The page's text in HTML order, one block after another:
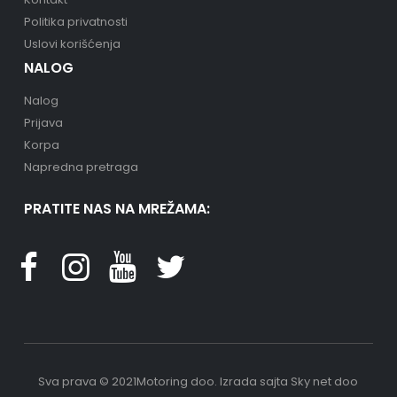
Politika privatnosti
Uslovi korišćenja
NALOG
Nalog
Prijava
Korpa
Napredna pretraga
PRATITE NAS NA MREŽAMA:
Sva prava © 2021Motoring doo. Izrada sajta Sky net doo